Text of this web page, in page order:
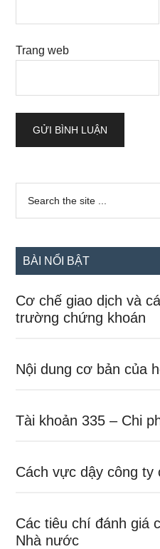
Trang web
Sidebar
chính
...
BÀI NỔI BẬT
Cơ chế giao dịch và
trường chứng khoán
Nội dung cơ bản của
Tài khoản 335 – Chi
Cách vực dậy công ty
Các tiêu chí đánh giá
Nhà nước